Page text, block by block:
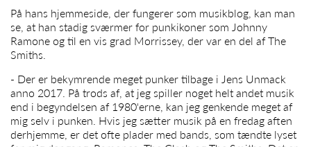
På hans hjemmeside, der fungerer som musikblog, kan man
se, at han stadig sværmer for punkikoner som Johnny
Ramone og til en vis grad Morrissey, der var en del af The
Smiths.
- Der er bekymrende meget punker tilbage i Jens Unmack
anno 2017. På trods af, at jeg spiller noget helt andet musik
end i begyndelsen af 1980'erne, kan jeg genkende meget af
mig selv i punken. Hvis jeg sætter musik på en fredag aften
derhjemme, er det ofte plader med bands, som tændte lyset